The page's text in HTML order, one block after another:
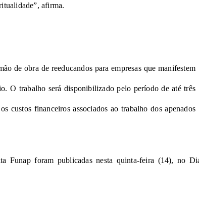
afirma.
de obra de reeducandos para empresas que manifestem
O trabalho será disponibilizado pelo período de até três
custos financeiros associados ao trabalho dos apenados
Funap foram publicadas nesta quinta-feira (14), no